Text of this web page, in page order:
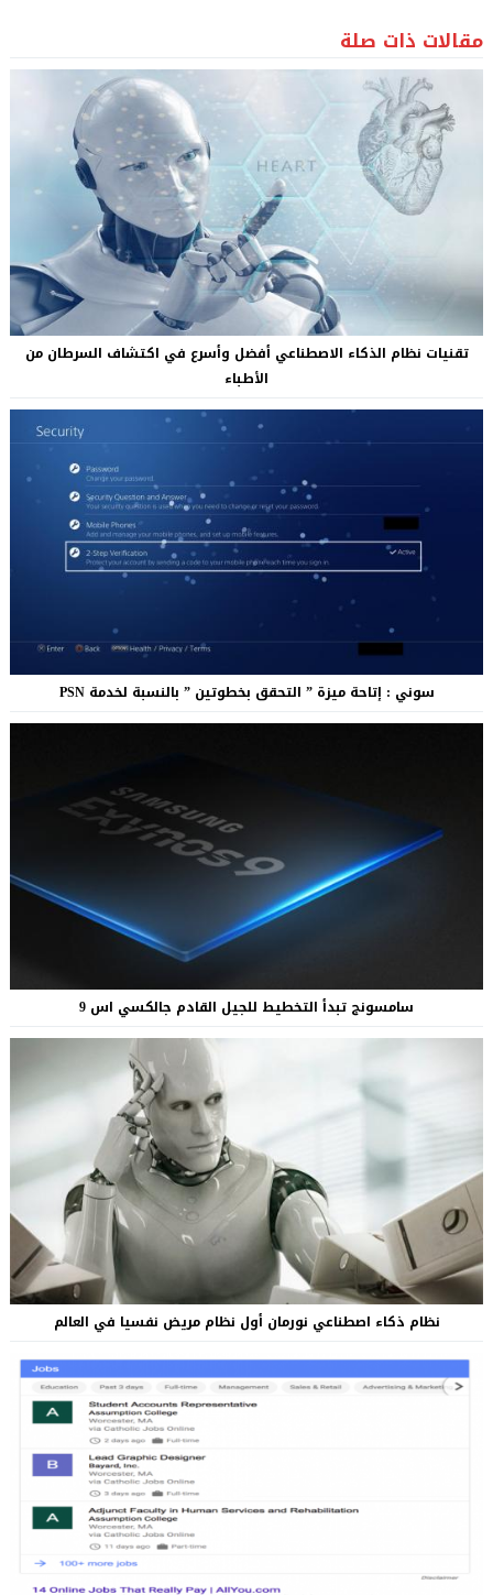
مقالات ذات صلة
تقنيات نظام الذكاء الاصطناعي أفضل وأسرع في اكتشاف السرطان من
الأطباء
سوني : إتاحة ميزة ” التحقق بخطوتين ” بالنسبة لخدمة PSN
سامسونج تبدأ التخطيط للجيل القادم جالكسي اس 9
نظام ذكاء اصطناعي نورمان أول نظام مريض نفسيا في العالم